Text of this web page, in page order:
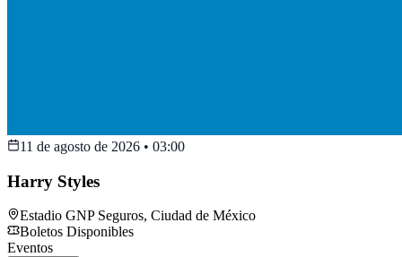
11 de agosto de 2026 • 03:00
Harry Styles
Estadio GNP Seguros, Ciudad de México
Boletos Disponibles
Eventos